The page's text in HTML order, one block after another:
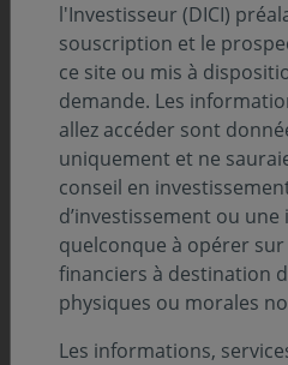
TÉLÉCHARGER
DE COVÉA FINANCE - 2 MARS
Découvrez
l'Investisseur (DICI)
souscription et le
ce site ou mis à
demande. Les
allez accéder sont
uniquement et ne
conseil en
d’investissement ou
quelconque à opérer
financiers à destination
physiques ou morales
Les informations,